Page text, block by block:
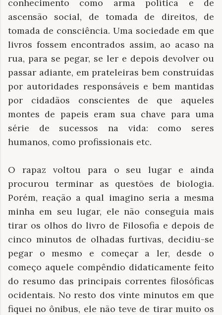
conhecimento como arma política e de
ascensão social, de tomada de direitos, de
tomada de consciência. Uma sociedade em que
livros fossem encontrados assim, ao acaso na
rua, para se pegar, se ler e depois devolver ou
passar adiante, em prateleiras bem construídas
por autoridades responsáveis e bem mantidas
por cidadãos conscientes de que aqueles
montes de papeis eram sua chave para uma
série de sucessos na vida: como seres
humanos, como profissionais etc.
O rapaz voltou para o seu lugar e ainda
procurou terminar as questões de biologia.
Porém, reação a qual imagino seria a mesma
minha em seu lugar, ele não conseguia mais
tirar os olhos do livro de Filosofia e depois de
cinco minutos de olhadas furtivas, decidiu-se
pegar o mesmo e começar a ler, desde o
começo aquele compêndio didaticamente feito
do resumo das principais correntes filosóficas
ocidentais. No resto dos vinte minutos em que
fiquei no ônibus, ele não teve de tirar muito os